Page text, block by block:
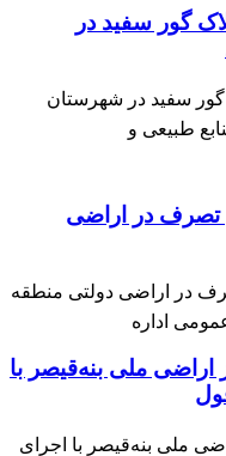
سفید در
سفید در شهرستان
و
در اراضی
اراضی دولتی منطقه
از اراضی ملی بنه‌قیصر با
ملی بنه‌قیصر با اجرای